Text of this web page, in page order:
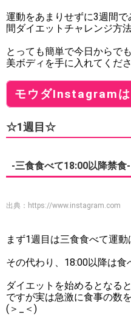
運動をあまりせずに3週間
間ダイエットチャレンジ方
とっても簡単で今日からで
美ボディを手に入れてくだ
モウダInstagramは
☆1週目☆
-三食食べて18:00以降禁食-
出典： https://www.instagram.com
まず1週目は三食食べて運動
その代わり、18:00以降は
ダイエットを始めるとなる
ですが実は急激に食事の数
(＞_＜)